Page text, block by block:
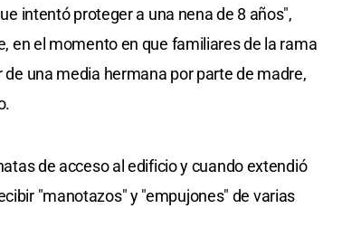
intentó proteger a una nena de 8 años",
en el momento en que familiares de la rama
una media hermana por parte de madre,
de acceso al edificio y cuando extendió
"manotazos" y "empujones" de varias